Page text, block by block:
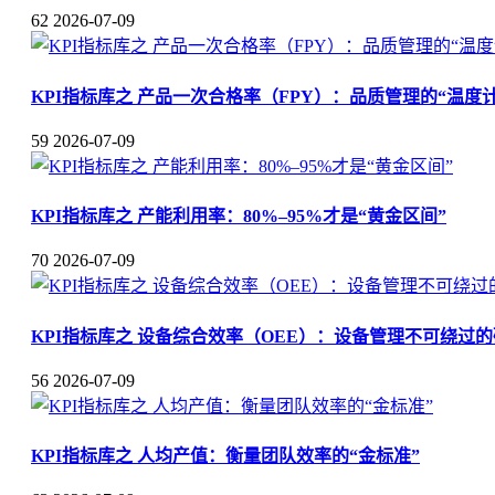
62 2026-07-09
KPI指标库之 产品一次合格率（FPY）：品质管理的“温度
59 2026-07-09
KPI指标库之 产能利用率：80%–95%才是“黄金区间”
70 2026-07-09
KPI指标库之 设备综合效率（OEE）：设备管理不可绕过
56 2026-07-09
KPI指标库之 人均产值：衡量团队效率的“金标准”